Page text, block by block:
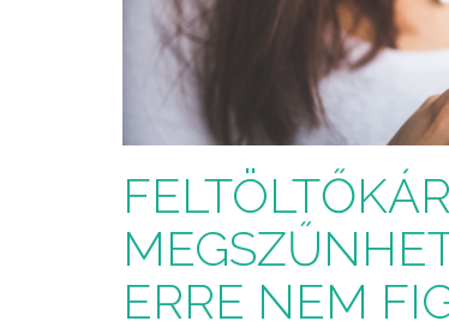
ERRE NEM